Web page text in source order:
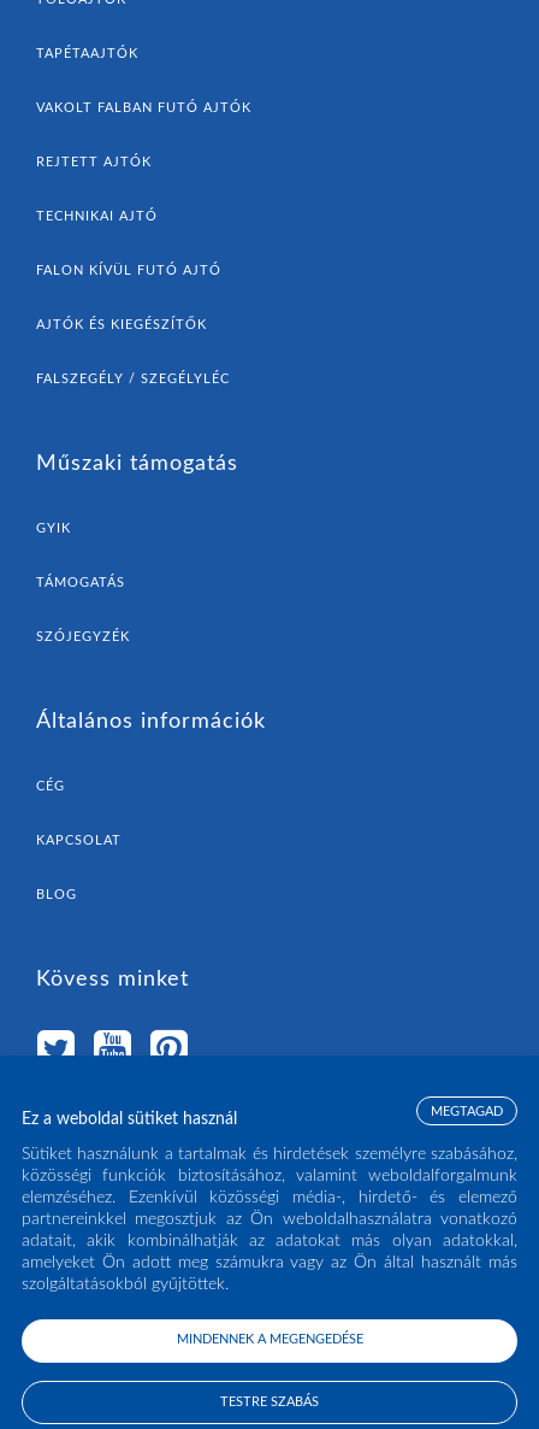
Ez a weboldal sütiket használ
Sütiket használunk a tartalmak és hirdetések személyre szabásához,
közösségi funkciók biztosításához, valamint weboldalforgalmunk
elemzéséhez. Ezenkívül közösségi média-, hirdető- és elemező
partnereinkkel megosztjuk az Ön weboldalhasználatra vonatkozó
adatait, akik kombinálhatják az adatokat más olyan adatokkal,
amelyeket Ön adott meg számukra vagy az Ön által használt más
szolgáltatásokból gyűjtöttek.
MEGTAGAD
TESTRE SZABÁS
MINDENNEK A MEGENGEDÉSE
TAPÉTAAJTÓK
VAKOLT FALBAN FUTÓ AJTÓK
REJTETT AJTÓK
TECHNIKAI AJTÓ
FALON KÍVÜL FUTÓ AJTÓ
AJTÓK ÉS KIEGÉSZÍTŐK
FALSZEGÉLY / SZEGÉLYLÉC
Műszaki támogatás
GYIK
TÁMOGATÁS
SZÓJEGYZÉK
Általános információk
CÉG
KAPCSOLAT
BLOG
Kövess minket
MAGYARORSZÁG
COPYRIGHT ECLISSE S.R.L. 2026 - ALL RIGHTS RESERVED - P.IVA: IT02141960266
PRIVACY POLICY
COOKIE POLICY